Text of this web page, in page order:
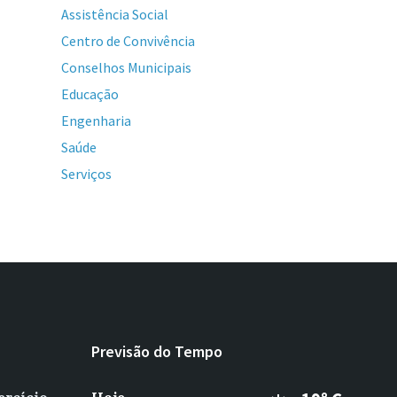
Assistência Social
Centro de Convivência
Conselhos Municipais
Educação
Engenharia
Saúde
Serviços
Previsão do Tempo